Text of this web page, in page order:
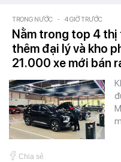
TRONG NƯỚC - 4 GIỜ TRƯỚC
Nằm trong top 4
thêm đại lý và kho
21.000 xe mới bán
Chia sẻ